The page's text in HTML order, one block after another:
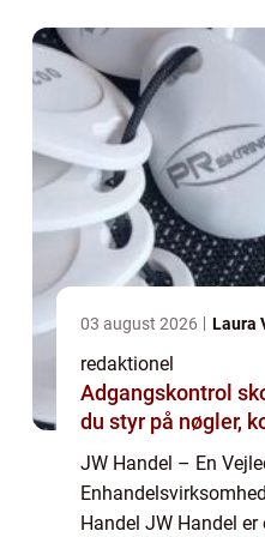
handelsform kaldet
03 august 2026 Laura
redaktionel
Adgangskontrol
du styr på nøgler,
JW Handel – En
Handel JW Handel er